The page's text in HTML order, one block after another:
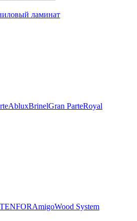
ламинат
AbluxBrinelGran ParteRoyal
TENFORAmigoWood System